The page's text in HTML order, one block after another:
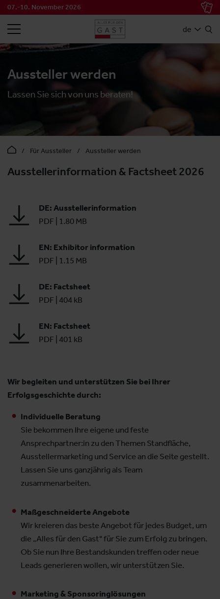
07.-10. November 2026
de
SUCHEN
Aussteller werden
Lassen Sie sich von uns beraten!
Für Aussteller Aussteller werden
Ausstellerinformation & Factsheet 2026
DE: Ausstellerinformation
PDF 1.80 MB
EN: Exhibitor information
PDF 1.15 MB
DE: Factsheet
PDF 404 kB
EN: Factsheet
PDF 401 kB
Wir begleiten und unterstützen Sie bei Ihrer
Erfolgsgeschichte durch:
Individuelle Beratung
Sie bekommen Ihre eigene und feste
Ansprechpartner:in zu den Themen Standfläche,
Ausstellermarketing und Service an die Seite gestellt.
Lassen Sie uns ganzjährig als Team
zusammenarbeiten.
Maßgeschneiderte Angebote
Wir kreieren das beste Angebot für jedes Budget, um
die „Alles für den Gast" für Sie zum Erfolg zu bringen.
Ob Sie nun Ihre Bestandskunden treffen oder neue
Leads generieren wollen, wir unterstützen Sie.
Marketing & Sponsoringlösungen